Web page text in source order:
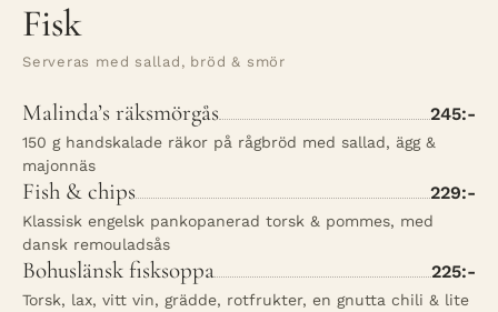
Fisk
Serveras med sallad, bröd & smör
Malinda’s räksmörgås 245:-
150 g handskalade räkor på rågbröd med sallad, ägg &
majonnäs
Fish & chips 229:-
Klassisk engelsk pankopanerad torsk & pommes, med
dansk remouladsås
Bohuslänsk fisksoppa 225:-
Torsk, lax, vitt vin, grädde, rotfrukter, en gnutta chili & lite